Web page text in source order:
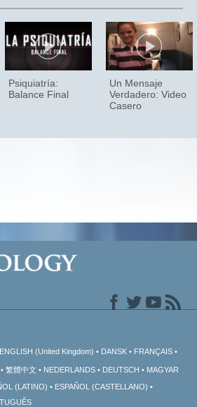
Psiquiatría:
Balance Final
Un Mensaje
Verdadero: Video
Casero
ENGLISH (United Kingdom) DANSK FRANÇAIS
繁體中文 NEDERLANDS DEUTSCH
MAGYAR
(LATINO)
ESPAÑOL (CASTELLANO)